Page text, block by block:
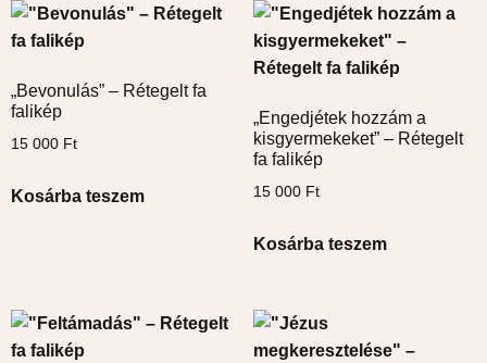
„Bevonulás” – Rétegelt fa
falikép
15 000 Ft
Kosárba teszem
„Engedjétek hozzám a
kisgyermekeket” – Rétegelt
fa falikép
15 000 Ft
Kosárba teszem